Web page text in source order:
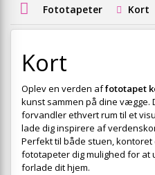
Fototapeter Kort
Kort
Oplev en verden affototapet
kunst sammen på dine vægge.
forvandler ethvert rum til et
lade dig inspirere af
Perfekt til både stuen,
fototapeter dig mulighed for
forlade dit hjem.